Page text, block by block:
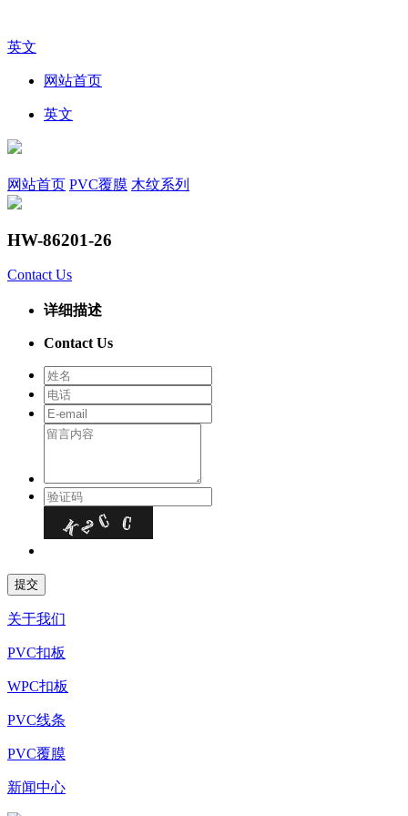
英文
网站首页
英文
网站首页 PVC覆膜 木纹系列
HW-86201-26
Contact Us
详细描述
Contact Us
关于我们
PVC扣板
WPC扣板
PVC线条
PVC覆膜
新闻中心